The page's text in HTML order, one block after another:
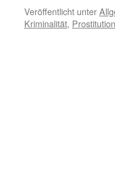
Veröffentlicht unter
Kriminalität, Prostitution